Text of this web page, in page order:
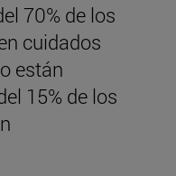
70% de los
cuidados
están
15% de los